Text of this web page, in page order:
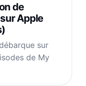
de
Apple
sur
de My